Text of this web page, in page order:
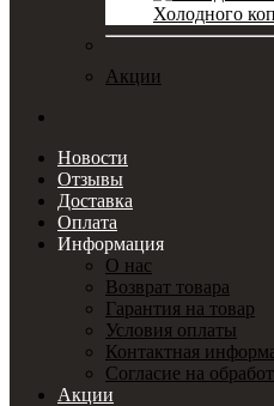
Холодного
Акции
Новости
Отзывы
Доставка
Оплата
Информация
О нас
Возврат товара
Гарантия на товар
Условия оплаты
Контактная
Согласие на
Акции